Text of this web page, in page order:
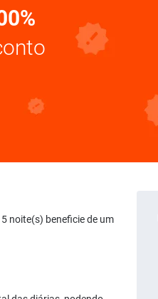
5 noite(s) beneficie de um